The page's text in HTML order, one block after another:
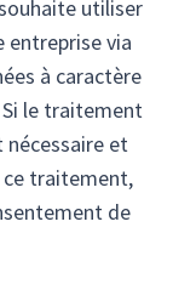
utiliser
entreprise via
à caractère
le traitement
nécessaire et
ce traitement,
de